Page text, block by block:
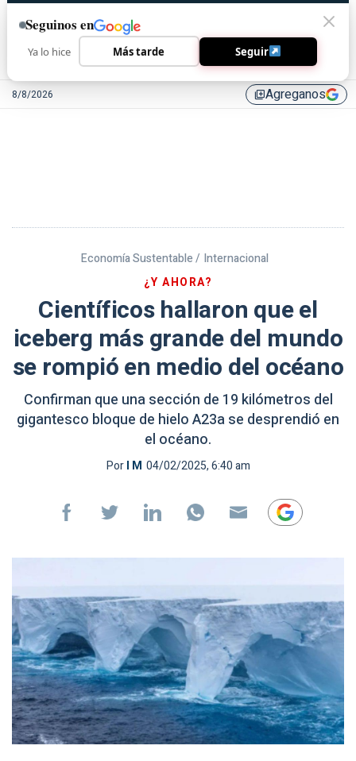
8/8/2026 library_addAgreganos
Economía Sustentable / Internacional
¿Y AHORA?
Científicos hallaron que el
iceberg más grande del mundo
se rompió en medio del océano
Confirman que una sección de 19 kilómetros del
gigantesco bloque de hielo A23a se desprendió en
el océano.
PorI M 04/02/2025, 6:40 am
Seguinos en
Ya lo hice Más tarde Seguir